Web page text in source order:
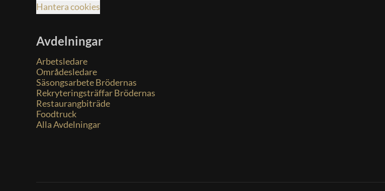
Hantera cookies
Avdelningar
Arbetsledare
Områdesledare
Säsongsarbete Brödernas
Rekryteringsträffar Brödernas
Restaurangbiträde
Foodtruck
Alla Avdelningar